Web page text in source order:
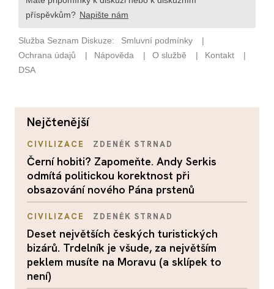
nejčtenější
CIVILIZACE ZDENĚK STRNAD
Černí hobiti? Zapomeňte. Andy Serkis
odmítá politickou korektnost při
obsazování nového Pána prstenů
CIVILIZACE ZDENĚK STRNAD
Deset největších českých turistických
bizárů. Trdelník je všude, za největším
peklem musíte na Moravu (a sklípek to
není)